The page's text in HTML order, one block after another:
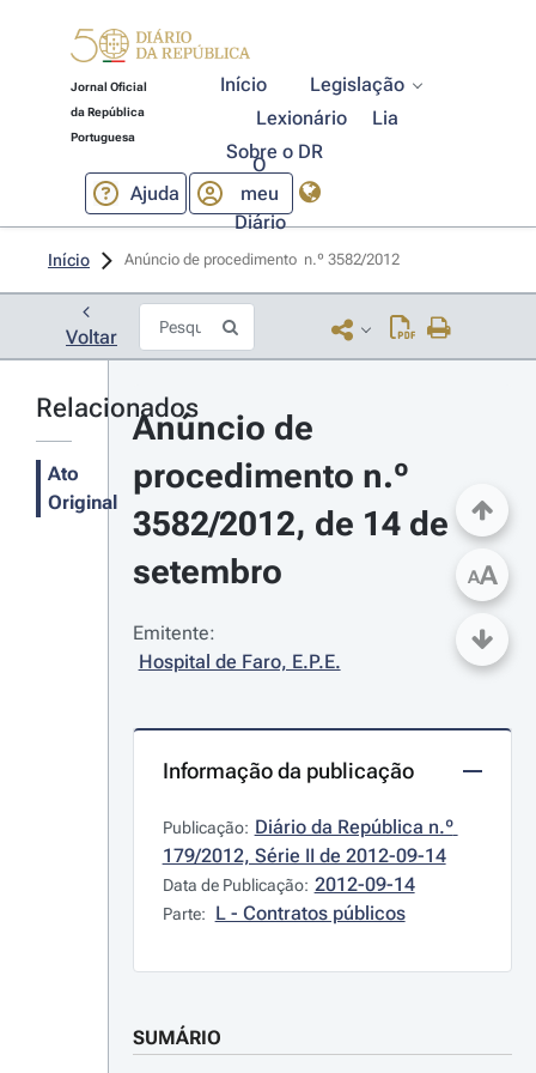
Jornal Oficial
da República
Portuguesa
Início
Legislação
Lexionário
Lia
Sobre o DR
Ajuda
O
meu
Diário
Início Anúncio de procedimento  n.º 3582/2012
Voltar
Relacionados
Ato
Original
Anúncio de
procedimento n.º
3582/2012, de 14 de
setembro
Emitente:
Hospital de Faro, E.P.E.
Informação da publicação
Publicação: Diário da República n.º
179/2012, Série II de 2012-09-14
Data de Publicação: 2012-09-14
Parte: L - Contratos públicos
SUMÁRIO
AA